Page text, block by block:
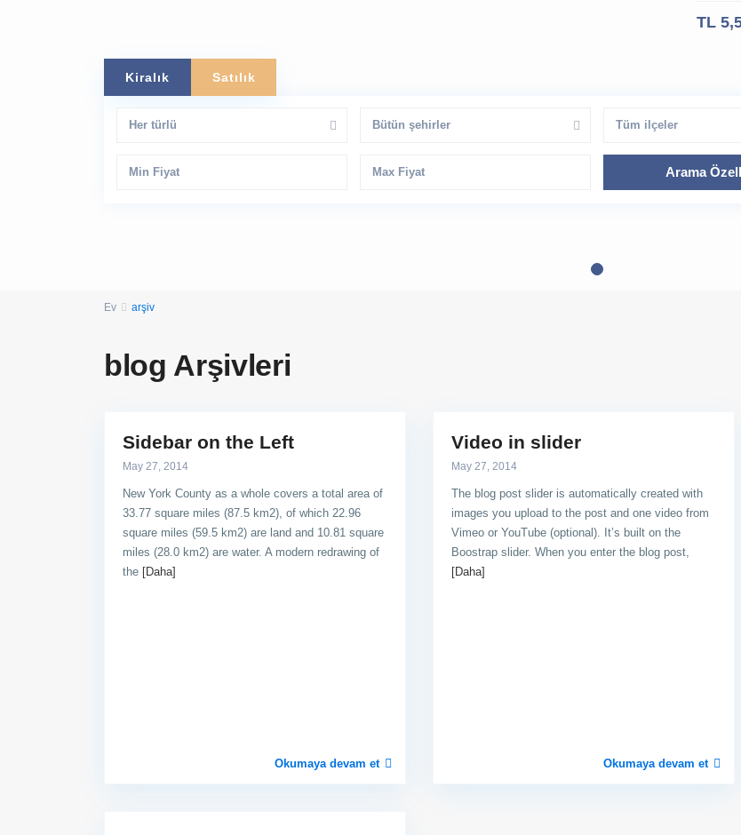
TL
Kiralık Satılık
Her türlü Bütün şehirler Tüm ilçeler
Ev arşiv
blog Arşivleri
Sidebar on the Left
May 27, 2014
New York County as a whole covers a total area of
33.77 square miles (87.5 km2), of which 22.96
square miles (59.5 km2) are land and 10.81 square
miles (28.0 km2) are water. A modern redrawing of
the [Daha]
Okumaya devam et
Video in slider
May 27, 2014
The blog post slider is automatically created with
images you upload to the post and one video from
Vimeo or YouTube (optional). It’s built on the
Boostrap slider. When you enter the blog post,
[Daha]
Okumaya devam et